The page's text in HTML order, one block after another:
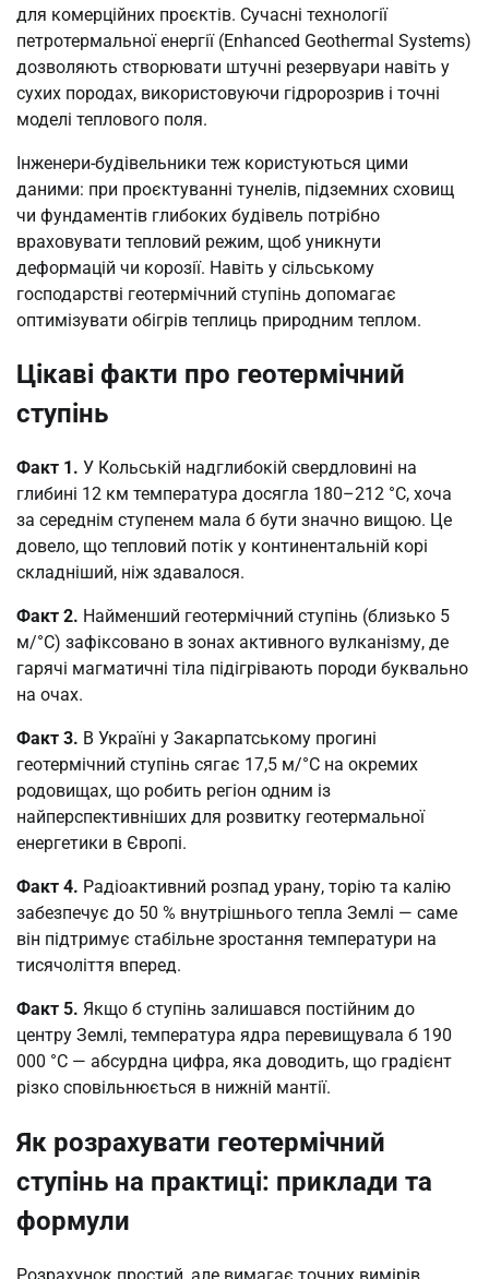
для комерційних проєктів. Сучасні технології
петротермальної енергії (Enhanced Geothermal Systems)
дозволяють створювати штучні резервуари навіть у
сухих породах, використовуючи гідророзрив і точні
моделі теплового поля.
Інженери-будівельники теж користуються цими
даними: при проєктуванні тунелів, підземних сховищ
чи фундаментів глибоких будівель потрібно
враховувати тепловий режим, щоб уникнути
деформацій чи корозії. Навіть у сільському
господарстві геотермічний ступінь допомагає
оптимізувати обігрів теплиць природним теплом.
Цікаві факти про геотермічний
ступінь
Факт 1. У Кольській надглибокій свердловині на
глибині 12 км температура досягла 180–212 °C, хоча
за середнім ступенем мала б бути значно вищою. Це
довело, що тепловий потік у континентальній корі
складніший, ніж здавалося.
Факт 2. Найменший геотермічний ступінь (близько 5
м/°C) зафіксовано в зонах активного вулканізму, де
гарячі магматичні тіла підігрівають породи буквально
на очах.
Факт 3. В Україні у Закарпатському прогині
геотермічний ступінь сягає 17,5 м/°C на окремих
родовищах, що робить регіон одним із
найперспективніших для розвитку геотермальної
енергетики в Європі.
Факт 4. Радіоактивний розпад урану, торію та калію
забезпечує до 50 % внутрішнього тепла Землі — саме
він підтримує стабільне зростання температури на
тисячоліття вперед.
Факт 5. Якщо б ступінь залишався постійним до
центру Землі, температура ядра перевищувала б 190
000 °C — абсурдна цифра, яка доводить, що градієнт
різко сповільнюється в нижній мантії.
Як розрахувати геотермічний
ступінь на практиці: приклади та
формули